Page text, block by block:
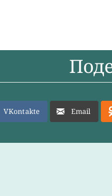
VKontakte Email